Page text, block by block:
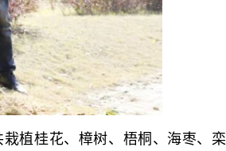
植桂花、樟树、梧桐、海枣、栾